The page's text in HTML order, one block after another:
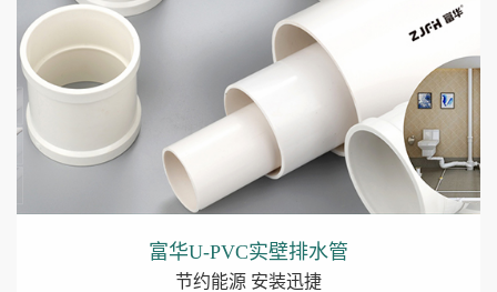
富华U-PVC实壁排水管
节约能源 安装迅捷